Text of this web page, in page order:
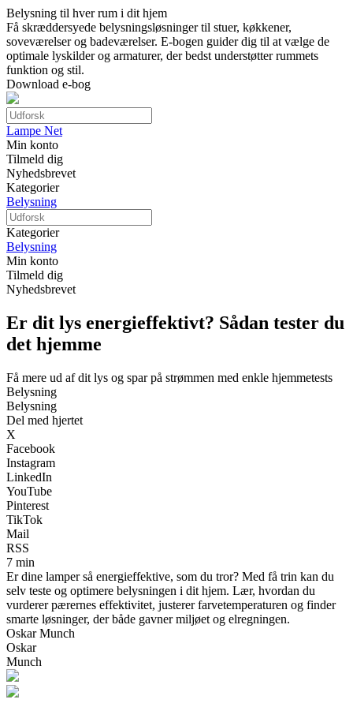
Belysning til hver rum i dit hjem
Få skræddersyede belysningsløsninger til stuer, køkkener,
soveværelser og badeværelser. E-bogen guider dig til at vælge de
optimale lyskilder og armaturer, der bedst understøtter rummets
funktion og stil.
Download e-bog
Lampe Net
Min konto
Tilmeld dig
Nyhedsbrevet
Kategorier
Belysning
Kategorier
Belysning
Min konto
Tilmeld dig
Nyhedsbrevet
Er dit lys energieffektivt? Sådan tester du
det hjemme
Få mere ud af dit lys og spar på strømmen med enkle hjemmetests
Belysning
Belysning
Del med hjertet
X
Facebook
Instagram
LinkedIn
YouTube
Pinterest
TikTok
Mail
RSS
7 min
Er dine lamper så energieffektive, som du tror? Med få trin kan du
selv teste og optimere belysningen i dit hjem. Lær, hvordan du
vurderer pærernes effektivitet, justerer farvetemperaturen og finder
smarte løsninger, der både gavner miljøet og elregningen.
Oskar Munch
Oskar
Munch